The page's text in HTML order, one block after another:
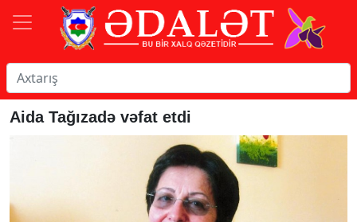
Aida Tağızadə vəfat etdi